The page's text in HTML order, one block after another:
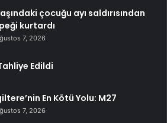
çocuğu ayı saldırısından
kurtardı
7, 2026
Edildi
En Kötü Yolu: M27
7, 2026